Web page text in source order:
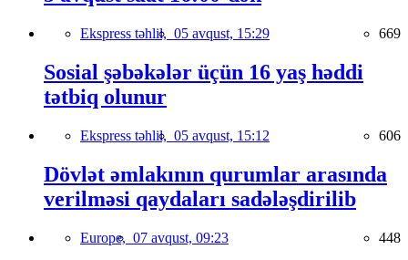
Ekspress təhlil, 05 avqust, 15:29 669
Sosial şəbəkələr üçün 16 yaş həddi
tətbiq olunur
Ekspress təhlil, 05 avqust, 15:12 606
Dövlət əmlakının qurumlar arasında
verilməsi qaydaları sadələşdirilib
Europe, 07 avqust, 09:23 448